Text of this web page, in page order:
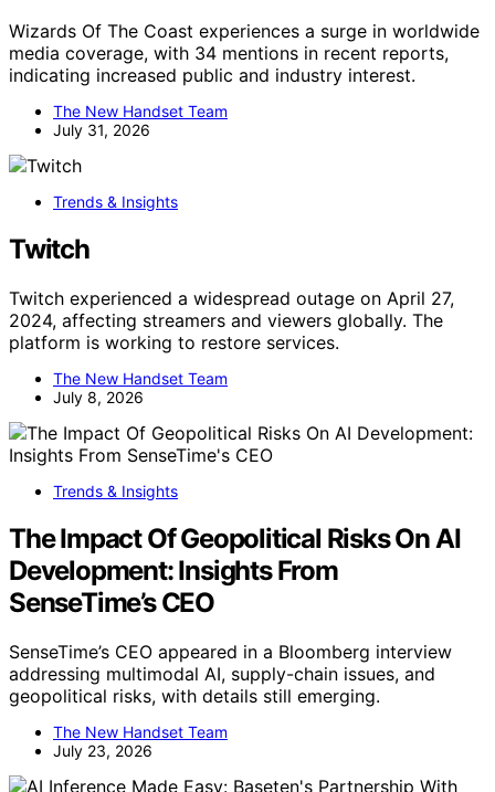
Wizards Of The Coast experiences a surge in worldwide
media coverage, with 34 mentions in recent reports,
indicating increased public and industry interest.
The New Handset Team
July 31, 2026
Trends & Insights
Twitch
Twitch experienced a widespread outage on April 27,
2024, affecting streamers and viewers globally. The
platform is working to restore services.
The New Handset Team
July 8, 2026
Trends & Insights
The Impact Of Geopolitical Risks On AI
Development: Insights From
SenseTime’s CEO
SenseTime’s CEO appeared in a Bloomberg interview
addressing multimodal AI, supply-chain issues, and
geopolitical risks, with details still emerging.
The New Handset Team
July 23, 2026